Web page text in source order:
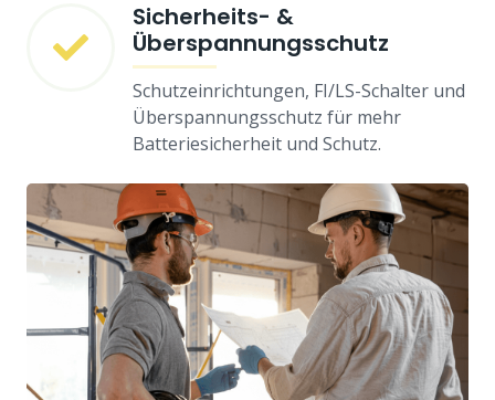
Sicherheits- &
Überspannungsschutz
Schutzeinrichtungen, FI/LS-Schalter und
Überspannungsschutz für mehr
Batteriesicherheit und Schutz.